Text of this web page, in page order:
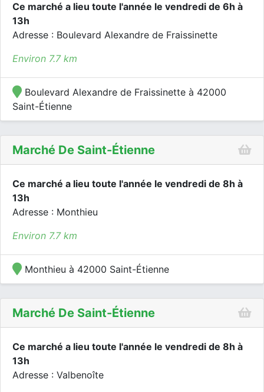
Ce marché a lieu toute l'année le vendredi de 6h à
13h
Adresse : Boulevard Alexandre de Fraissinette
Environ 7.7 km
Boulevard Alexandre de Fraissinette à 42000
Saint-Étienne
Marché De Saint-Étienne
Ce marché a lieu toute l'année le vendredi de 8h à
13h
Adresse : Monthieu
Environ 7.7 km
Monthieu à 42000 Saint-Étienne
Marché De Saint-Étienne
Ce marché a lieu toute l'année le vendredi de 8h à
13h
Adresse : Valbenoîte